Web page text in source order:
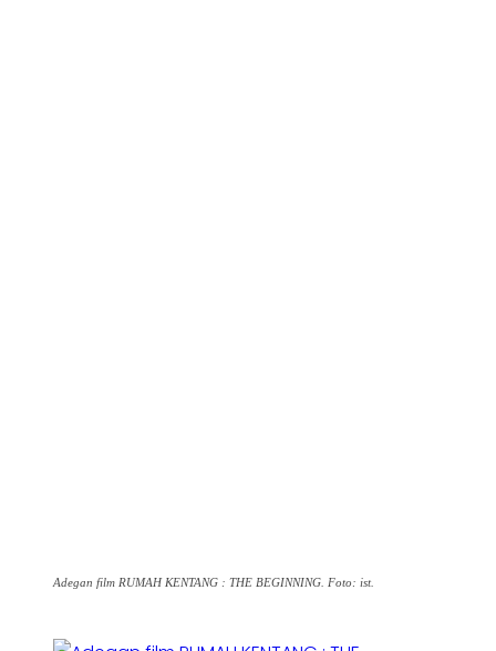
Adegan film RUMAH KENTANG : THE BEGINNING. Foto: ist.